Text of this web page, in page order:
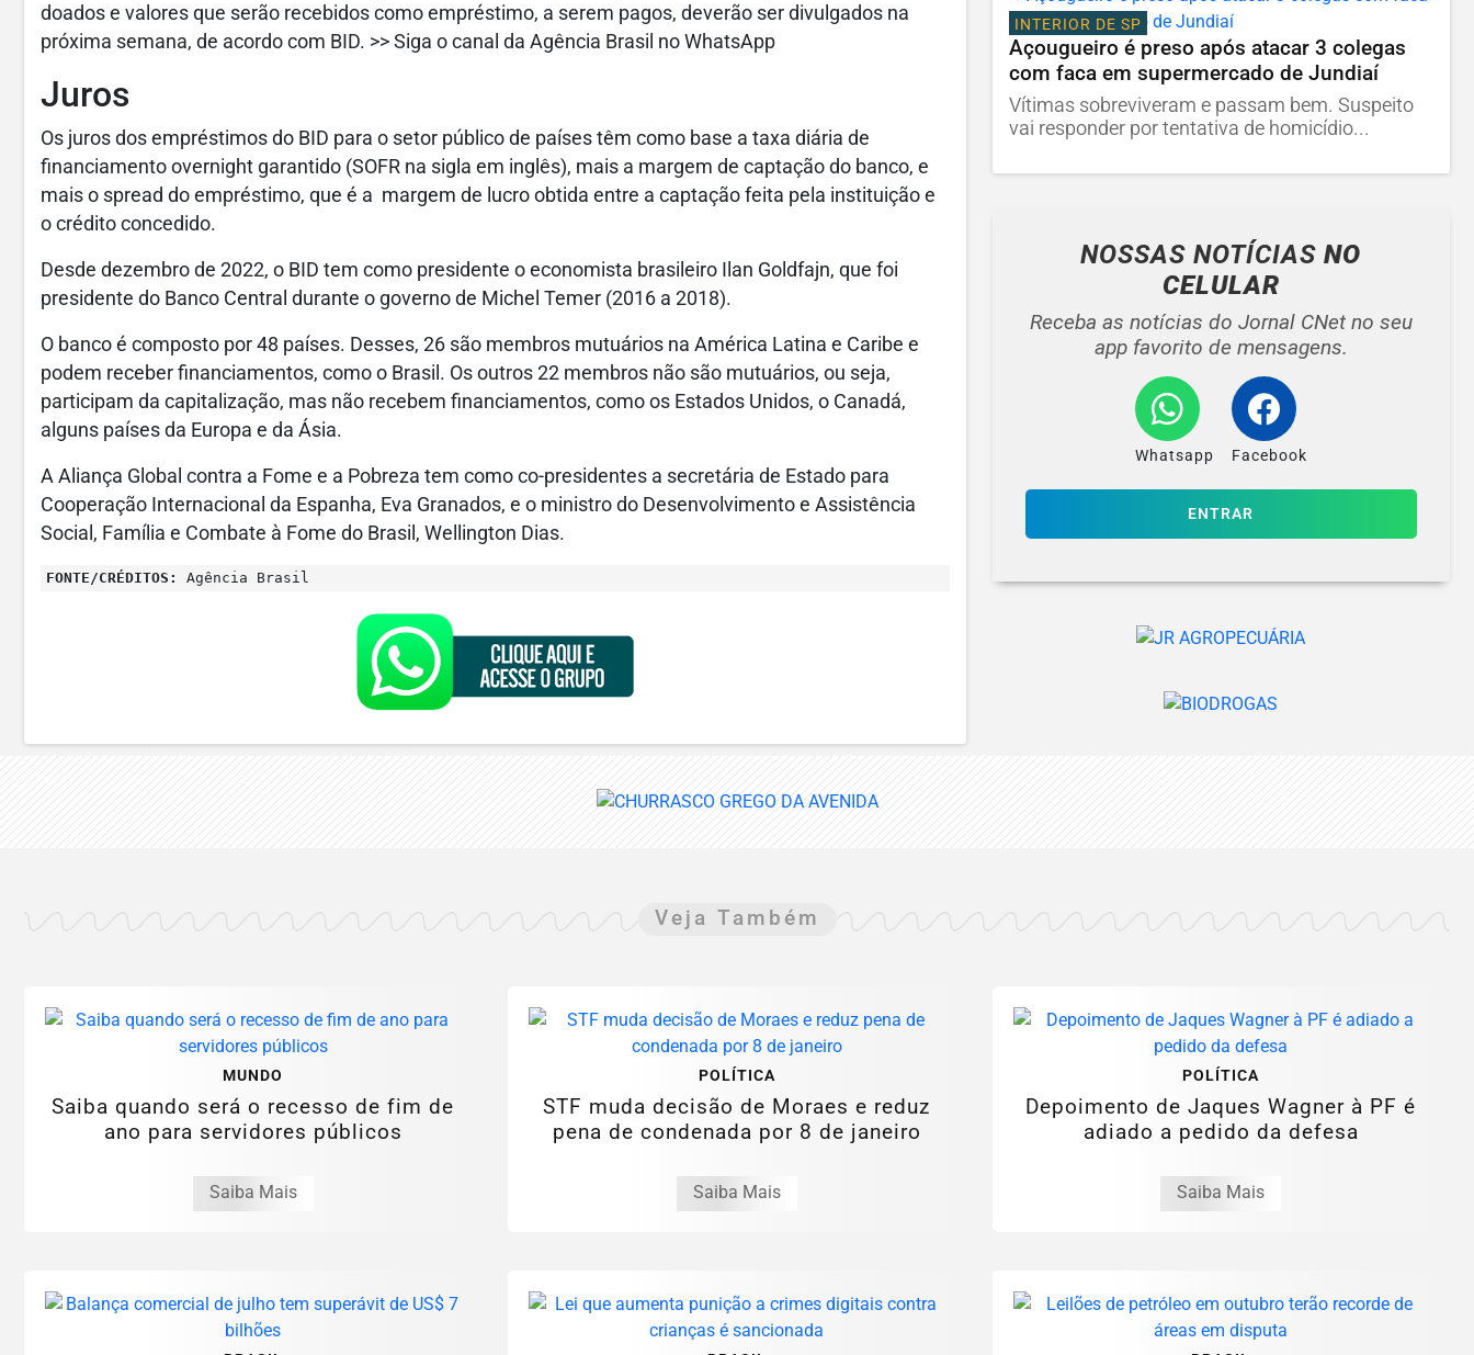
doados e valores que serão recebidos como empréstimo, a serem pagos, deverão ser divulgados na
próxima semana, de acordo com BID. >> Siga o canal da Agência Brasil no WhatsApp
Juros
Os juros dos empréstimos do BID para o setor público de países têm como base a taxa diária de
financiamento overnight garantido (SOFR na sigla em inglês), mais a margem de captação do banco, e
mais o spread do empréstimo, que é a margem de lucro obtida entre a captação feita pela instituição e
o crédito concedido.
Desde dezembro de 2022, o BID tem como presidente o economista brasileiro Ilan Goldfajn, que foi
presidente do Banco Central durante o governo de Michel Temer (2016 a 2018).
O banco é composto por 48 países. Desses, 26 são membros mutuários na América Latina e Caribe e
podem receber financiamentos, como o Brasil. Os outros 22 membros não são mutuários, ou seja,
participam da capitalização, mas não recebem financiamentos, como os Estados Unidos, o Canadá,
alguns países da Europa e da Ásia.
A Aliança Global contra a Fome e a Pobreza tem como co-presidentes a secretária de Estado para
Cooperação Internacional da Espanha, Eva Granados, e o ministro do Desenvolvimento e Assistência
Social, Família e Combate à Fome do Brasil, Wellington Dias.
FONTE/CRÉDITOS: Agência Brasil
INTERIOR DE SP
Açougueiro é preso após atacar 3 colegas
com faca em supermercado de Jundiaí
Vítimas sobreviveram e passam bem. Suspeito
vai responder por tentativa de homicídio...
NOSSAS NOTÍCIASNO
CELULAR
Receba as notícias do Jornal CNet no seu
app favorito de mensagens.
Whatsapp Facebook
ENTRAR
Veja Também
MUNDO
Saiba quando será o recesso de fim de
ano para servidores públicos
Saiba Mais
POLÍTICA
STF muda decisão de Moraes e reduz
pena de condenada por 8 de janeiro
Saiba Mais
POLÍTICA
Depoimento de Jaques Wagner à PF é
adiado a pedido da defesa
Saiba Mais